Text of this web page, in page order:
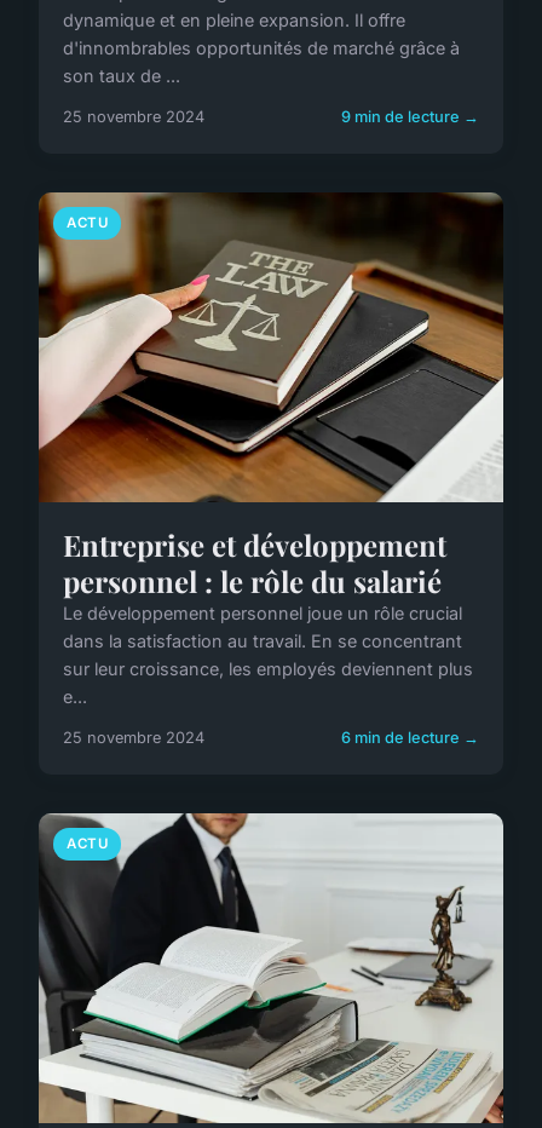
dynamique et en pleine expansion. Il offre
d'innombrables opportunités de marché grâce à
son taux de ...
25 novembre 2024 9 min de lecture →
ACTU
Entreprise et développement
personnel : le rôle du salarié
Le développement personnel joue un rôle crucial
dans la satisfaction au travail. En se concentrant
sur leur croissance, les employés deviennent plus
e...
25 novembre 2024 6 min de lecture →
ACTU